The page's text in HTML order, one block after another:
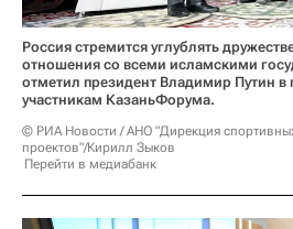
Россия стремится углублять
отношения со всеми исламскими
отметил президент Владимир Путин в
участникам КазаньФорума.
© РИА Новости / АНО "Дирекция
проектов"/Кирилл Зыков
Перейти в медиабанк